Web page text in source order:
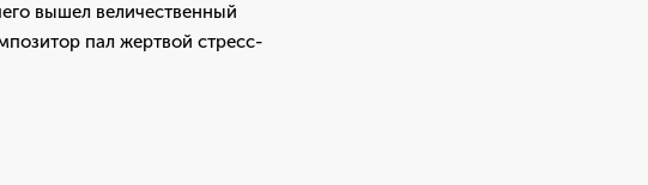
вышел величественный
пал жертвой стресс-